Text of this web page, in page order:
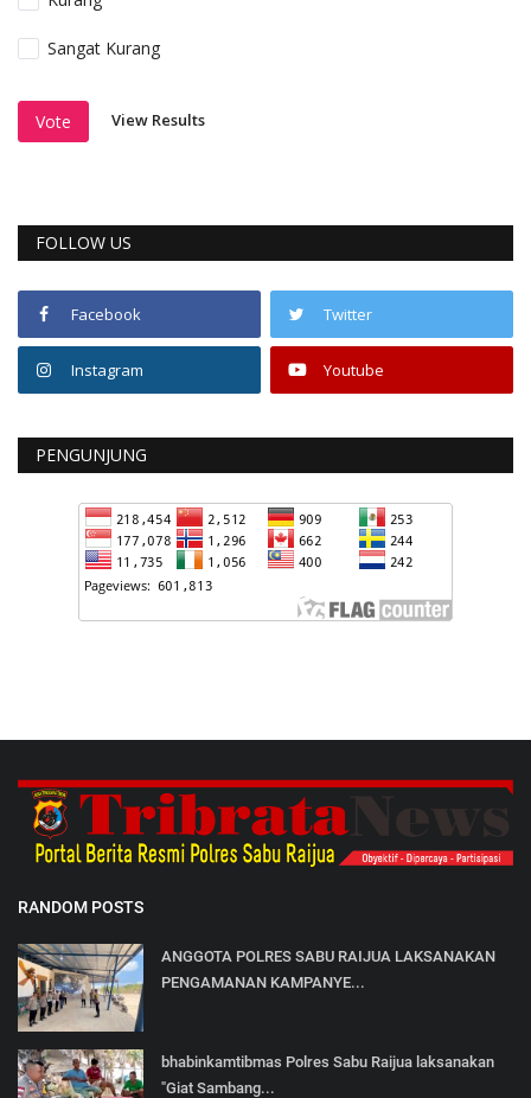
Sangat Kurang
Vote View Results
FOLLOW US
Facebook Twitter
Instagram Youtube
PENGUNJUNG
RANDOM POSTS
ANGGOTA POLRES SABU RAIJUA LAKSANAKAN
PENGAMANAN KAMPANYE...
bhabinkamtibmas Polres Sabu Raijua laksanakan
"Giat Sambang...